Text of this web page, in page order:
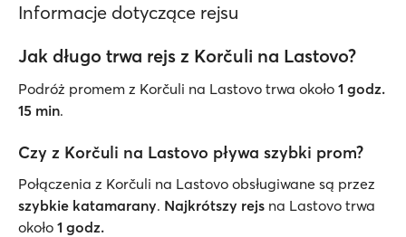
Informacje dotyczące rejsu
Jak długo trwa rejs z Korčuli na Lastovo?
Podróż promem z Korčuli na Lastovo trwa około 1 godz.
15 min.
Czy z Korčuli na Lastovo pływa szybki prom?
Połączenia z Korčuli na Lastovo obsługiwane są przez
szybkie katamarany. Najkrótszy rejs na Lastovo trwa
około 1 godz.